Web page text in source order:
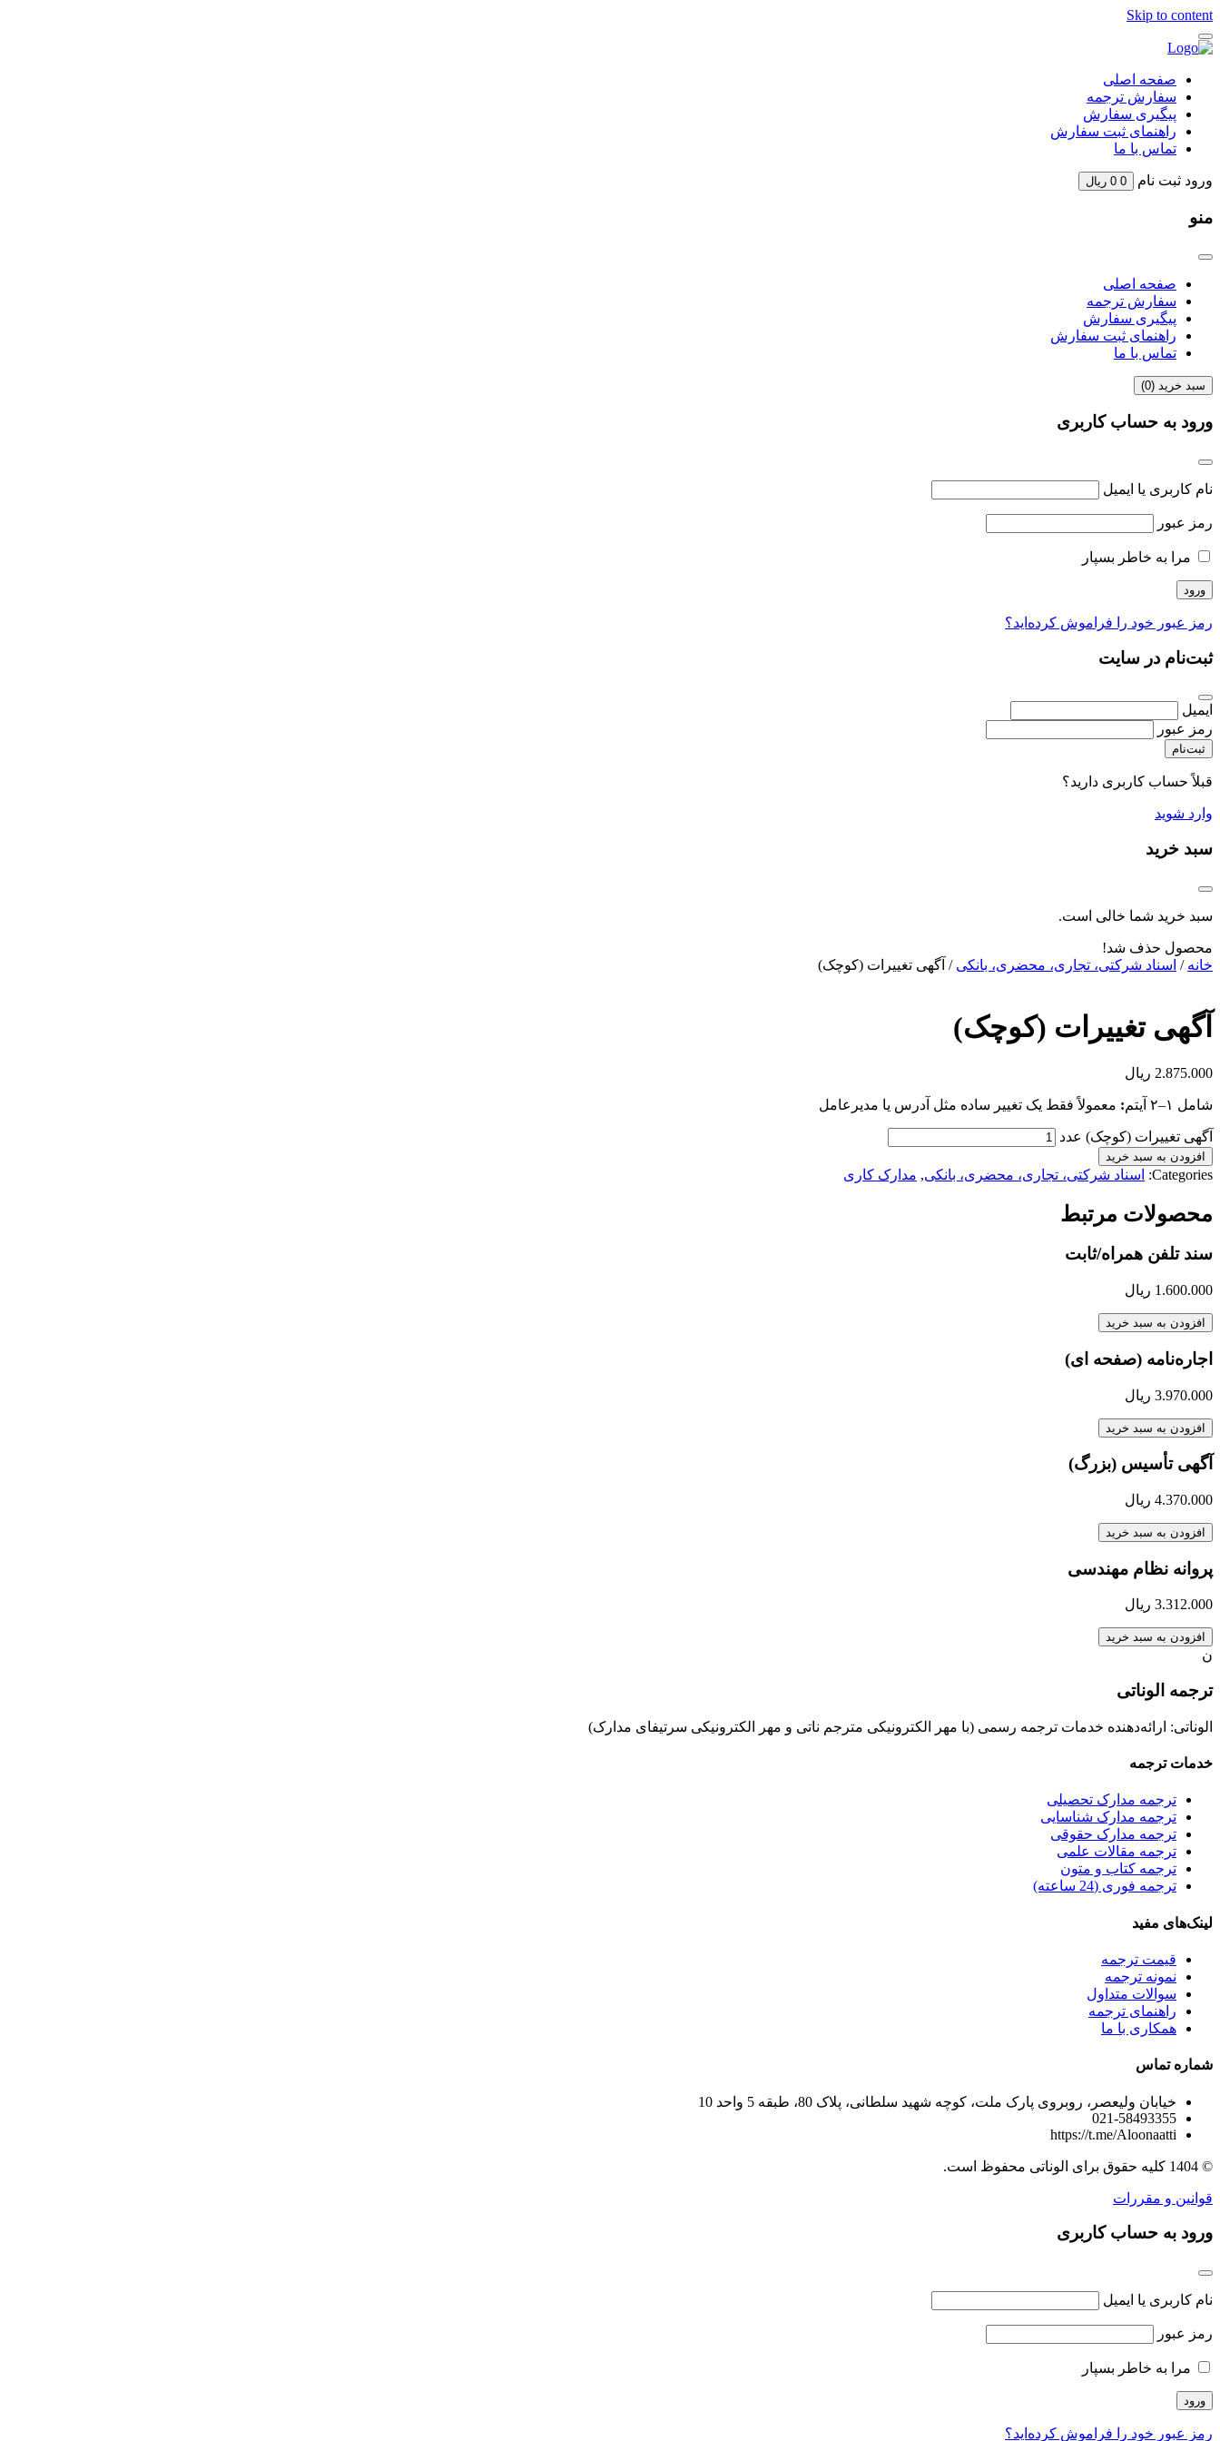
Skip to content
صفحه اصلی
سفارش ترجمه
پیگیری سفارش
راهنمای ثبت سفارش
تماس با ما
ورود ثبت نام 0
0 ریال
منو
صفحه اصلی
سفارش ترجمه
پیگیری سفارش
راهنمای ثبت سفارش
تماس با ما
سبد خرید (0
)
ورود به حساب کاربری
نام کاربری یا ایمیل
رمز عبور
مرا به خاطر بسپار
رمز عبور خود را فراموش کرده‌اید؟
ثبت‌نام در سایت
ایمیل
رمز عبور
ثبت‌نام
قبلاً حساب کاربری دارید؟
وارد شوید
سبد خرید
سبد خرید شما خالی است.
محصول حذف شد!
خانه / اسناد شرکتی، تجاری، محضری، بانکی / آگهی تغییرات (کوچک)
آگهی تغییرات (کوچک)
2.875.000 ریال
شامل ۱–۲ آیتم : معمولاً فقط یک تغییر ساده مثل آدرس یا مدیرعامل
آگهی تغییرات (کوچک) عدد
افزودن به سبد خرید
Categories: اسناد شرکتی، تجاری، محضری، بانکی, مدارک کاری
محصولات مرتبط
سند تلفن همراه/ثابت
1.600.000 ریال
افزودن به سبد خرید
اجاره‌نامه (صفحه ای)
3.970.000 ریال
افزودن به سبد خرید
آگهی تأسیس (بزرگ)
4.370.000 ریال
افزودن به سبد خرید
پروانه نظام مهندسی
3.312.000 ریال
افزودن به سبد خرید
ن
ترجمه الوناتی
الوناتی: ارائه‌دهنده خدمات ترجمه رسمی (با مهر الکترونیکی مترجم ناتی و مهر الکترونیکی سرتیفای مدارک)
خدمات ترجمه
ترجمه مدارک تحصیلی
ترجمه مدارک شناسایی
ترجمه مدارک حقوقی
ترجمه مقالات علمی
ترجمه کتاب و متون
ترجمه فوری (24 ساعته)
لینک‌های مفید
قیمت ترجمه
نمونه ترجمه
سوالات متداول
راهنمای ترجمه
همکاری با ما
شماره تماس
خیابان ولیعصر، روبروی پارک ملت، کوچه شهید سلطانی، پلاک 80، طبقه 5 واحد 10
021-58493355
https://t.me/Aloonaatti
© 1404 کلیه حقوق برای الوناتی محفوظ است.
قوانین و مقررات
ورود به حساب کاربری
نام کاربری یا ایمیل
رمز عبور
مرا به خاطر بسپار
رمز عبور خود را فراموش کرده‌اید؟